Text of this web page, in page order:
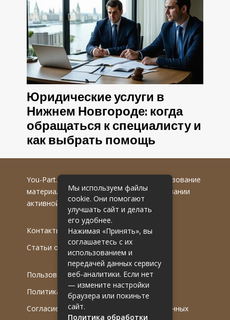
Юридические услуги в
Нижнем Новгороде: когда
обращаться к специалисту и
как выбрать помощь
You-Part.ru
© 2016-2022 гг. Любое использование
материалов допускается только при указании
активной гиперссылки на первоисточник.
Контакты
Статьи от эксперта
Пользовательское соглашение
Политика обработки ПДн
Согласие на обработку персональных данных
Мы используем файлы
cookie. Они помогают
улучшать сайт и делать
его удобнее.
Нажимая «Принять», вы
соглашаетесь с их
использованием и
передачей данных сервису
веб-аналитики. Если нет
— измените настройки
браузера или покиньте
сайт.
Политика обработки